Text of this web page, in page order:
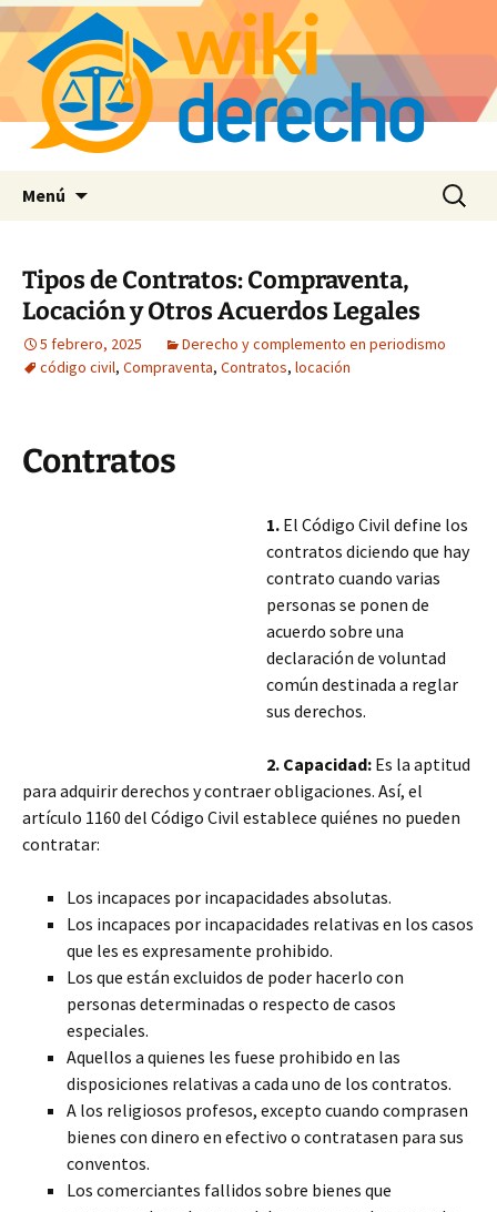
Menú Buscar:
Tipos de Contratos: Compraventa,
Locación y Otros Acuerdos Legales
5 febrero, 2025
Derecho y complemento en periodismo
código civil, Compraventa, Contratos, locación
Contratos
1. El Código Civil define los
contratos diciendo que hay
contrato cuando varias
personas se ponen de
acuerdo sobre una
declaración de voluntad
común destinada a reglar
sus derechos.
2. Capacidad: Es la aptitud
para adquirir derechos y contraer obligaciones. Así, el
artículo 1160 del Código Civil establece quiénes no pueden
contratar:
Los incapaces por incapacidades absolutas.
Los incapaces por incapacidades relativas en los casos
que les es expresamente prohibido.
Los que están excluidos de poder hacerlo con
personas determinadas o respecto de casos
especiales.
Aquellos a quienes les fuese prohibido en las
disposiciones relativas a cada uno de los contratos.
A los religiosos profesos, excepto cuando comprasen
bienes con dinero en efectivo o contratasen para sus
conventos.
Los comerciantes fallidos sobre bienes que